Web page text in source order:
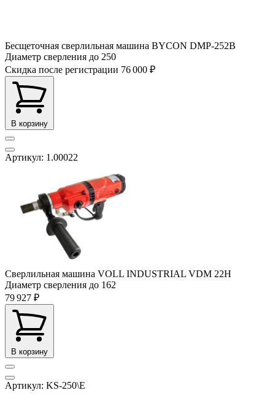
Бесщеточная сверлильная машина BYCON DMP-252B
Диаметр сверления до 250
Скидка после регистрации 76 000 ₽
В корзину
Артикул: 1.00022
Сверлильная машина VOLL INDUSTRIAL VDM 22Н
Диаметр сверления до 162
79 927 ₽
В корзину
Артикул: KS-250\E